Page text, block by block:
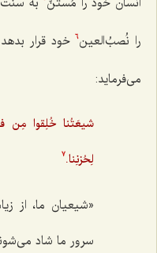
را نُصبُ‌العين6خود قرار
می‌فرماید:
شيعَتُنا خُلِقوا مِن
لِحُزنِنا.7
«شيعيان ما، از
سرور ما شاد